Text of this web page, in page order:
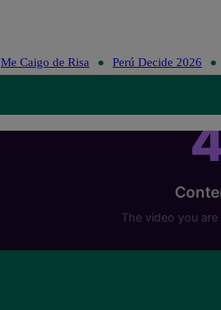
Me Caigo de Risa Perú Decide 2026